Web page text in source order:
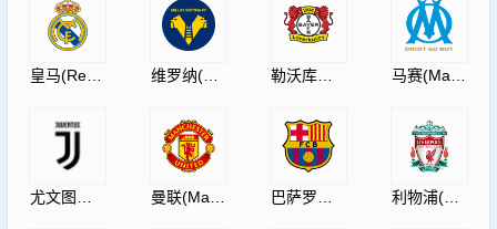
皇马(RealMadrid) 维罗纳(HellasVeronaF.C.) 勒沃库森(Leverkusen) 马赛(Marseille)
尤文图斯(JuventusF.C.) 曼联(ManUtdFC) 巴萨罗那(Barcelona) 利物浦(Liverpool)